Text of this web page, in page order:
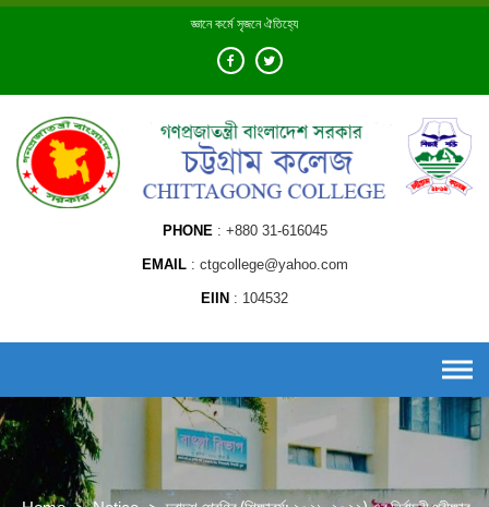
Skip
জ্ঞানে কর্মে সৃজনে ঐতিহ্যে
PHONE +880 31-616045
EMAIL ctgcollege@yahoo.com
EIIN 104532